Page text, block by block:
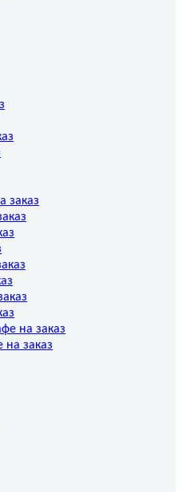
на заказ